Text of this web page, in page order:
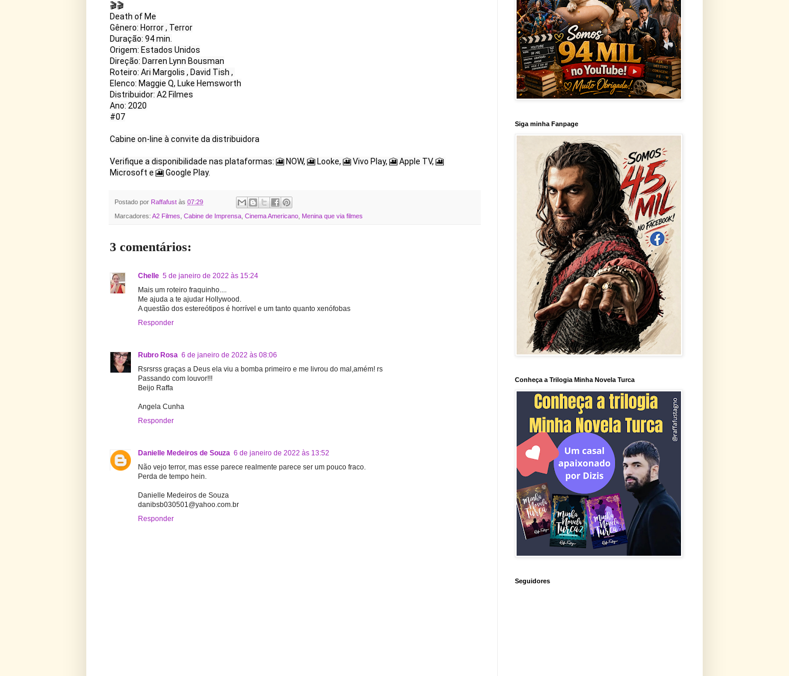
🎬🎬
Death of Me
Gênero: Horror , Terror
Duração: 94 min.
Origem: Estados Unidos
Direção: Darren Lynn Bousman
Roteiro: Ari Margolis , David Tish ,
Elenco: Maggie Q, Luke Hemsworth
Distribuidor: A2 Filmes
Ano: 2020
#07
Cabine on-line à convite da distribuidora
Verifique a disponibilidade nas plataformas: 🎦 NOW, 🎦 Looke, 🎦 Vivo Play, 🎦 Apple TV, 🎦
Microsoft e 🎦 Google Play.
Postado por Raffafust às 07:29
Marcadores: A2 Filmes Cabine de Imprensa Cinema Americano Menina que via filmes
3 comentários:
Chelle 5 de janeiro de 2022 às 15:24
Mais um roteiro fraquinho....
Me ajuda a te ajudar Hollywood.
A questão dos estereótipos é horrível e um tanto quanto xenófobas
Responder
Rubro Rosa 6 de janeiro de 2022 às 08:06
Rsrsrss graças a Deus ela viu a bomba primeiro e me livrou do mal,amém! rs
Passando com louvor!!!
Beijo Raffa
Angela Cunha
Responder
Danielle Medeiros de Souza 6 de janeiro de 2022 às 13:52
Não vejo terror, mas esse parece realmente parece ser um pouco fraco.
Perda de tempo hein.
Danielle Medeiros de Souza
danibsb030501@yahoo.com.br
Responder
Siga minha Fanpage
Conheça a Trilogia Minha Novela Turca
Seguidores